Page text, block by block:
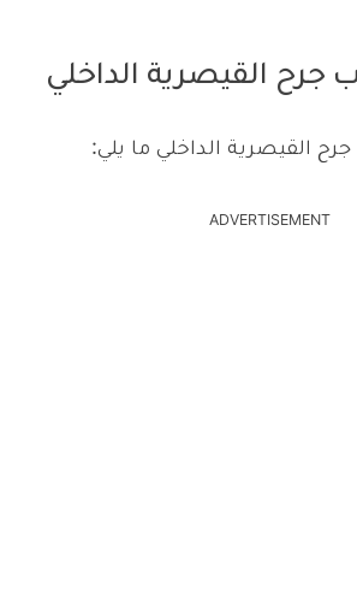
جرح القيصرية الداخلي
القيصرية الداخلي ما يلي:
ADVERTISEMENT